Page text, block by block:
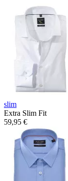
slim
Extra Slim Fit
59,95 €